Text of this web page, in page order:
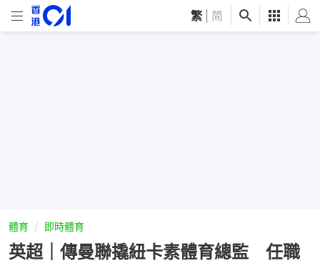
繁 简
體育 即時體育
英超｜傳曼聯撬紐卡素體育總監 任職